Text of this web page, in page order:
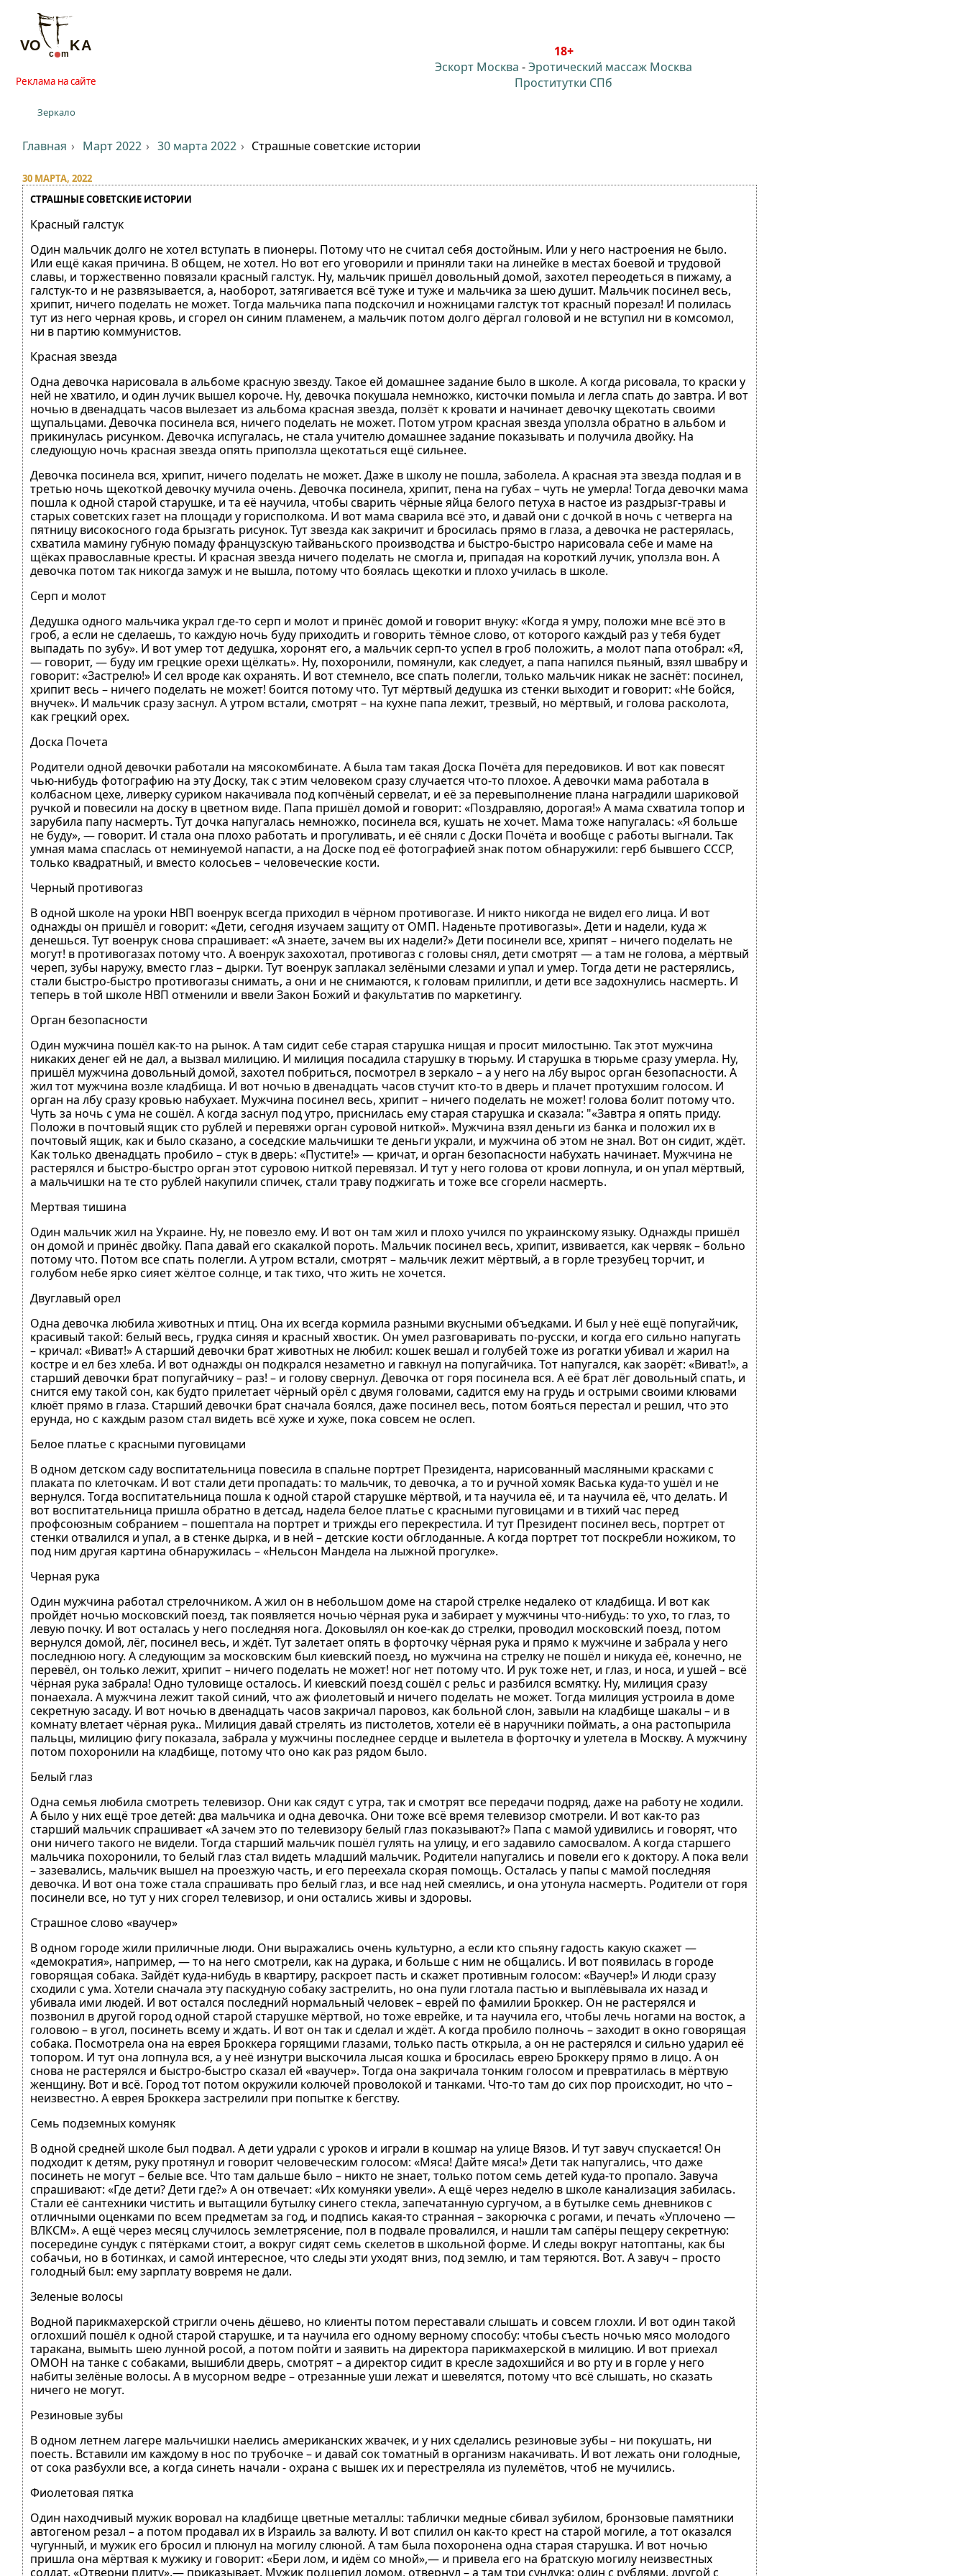
Реклама на сайте
Зеркало
18+
Эскорт Москва -Эротический массаж Москва
Проститутки СПб
Главная Март 2022 30 марта 2022 Страшные советские истории
30 МАРТА, 2022
СТРАШНЫЕ СОВЕТСКИЕ ИСТОРИИ
Красный галстук
Один мальчик долго не хотел вступать в пионеры. Потому что не считал себя достойным. Или у него настроения не было.
Или ещё какая причина. В общем, не хотел. Но вот его уговорили и приняли таки на линейке в местах боевой и трудовой
славы, и торжественно повязали красный галстук. Ну, мальчик пришёл довольный домой, захотел переодеться в пижаму, а
галстук-то и не развязывается, а, наоборот, затягивается всё туже и туже и мальчика за шею душит. Мальчик посинел весь,
хрипит, ничего поделать не может. Тогда мальчика папа подскочил и ножницами галстук тот красный порезал! И полилась
тут из него черная кровь, и сгорел он синим пламенем, а мальчик потом долго дёргал головой и не вступил ни в комсомол,
ни в партию коммунистов.
Красная звезда
Одна девочка нарисовала в альбоме красную звезду. Такое ей домашнее задание было в школе. А когда рисовала, то краски у
ней не хватило, и один лучик вышел короче. Ну, девочка покушала немножко, кисточки помыла и легла спать до завтра. И вот
ночью в двенадцать часов вылезает из альбома красная звезда, ползёт к кровати и начинает девочку щекотать своими
щупальцами. Девочка посинела вся, ничего поделать не может. Потом утром красная звезда уползла обратно в альбом и
прикинулась рисунком. Девочка испугалась, не стала учителю домашнее задание показывать и получила двойку. На
следующую ночь красная звезда опять приползла щекотаться ещё сильнее.
Девочка посинела вся, хрипит, ничего поделать не может. Даже в школу не пошла, заболела. А красная эта звезда подлая и в
третью ночь щекоткой девочку мучила очень. Девочка посинела, хрипит, пена на губах – чуть не умерла! Тогда девочки мама
пошла к одной старой старушке, и та её научила, чтобы сварить чёрные яйца белого петуха в настое из раздрызг-травы и
старых советских газет на площади у горисполкома. И вот мама сварила всё это, и давай они с дочкой в ночь с четверга на
пятницу високосного года брызгать рисунок. Тут звезда как закричит и бросилась прямо в глаза, а девочка не растерялась,
схватила мамину губную помаду французскую тайваньского производства и быстро-быстро нарисовала себе и маме на
щёках православные кресты. И красная звезда ничего поделать не смогла и, припадая на короткий лучик, уползла вон. А
девочка потом так никогда замуж и не вышла, потому что боялась щекотки и плохо училась в школе.
Серп и молот
Дедушка одного мальчика украл где-то серп и молот и принёс домой и говорит внуку: «Когда я умру, положи мне всё это в
гроб, а если не сделаешь, то каждую ночь буду приходить и говорить тёмное слово, от которого каждый раз у тебя будет
выпадать по зубу». И вот умер тот дедушка, хоронят его, а мальчик серп-то успел в гроб положить, а молот папа отобрал: «Я,
— говорит, — буду им грецкие орехи щёлкать». Ну, похоронили, помянули, как следует, а папа напился пьяный, взял швабру и
говорит: «Застрелю!» И сел вроде как охранять. И вот стемнело, все спать полегли, только мальчик никак не заснёт: посинел,
хрипит весь – ничего поделать не может! боится потому что. Тут мёртвый дедушка из стенки выходит и говорит: «Не бойся,
внучек». И мальчик сразу заснул. А утром встали, смотрят – на кухне папа лежит, трезвый, но мёртвый, и голова расколота,
как грецкий орех.
Доска Почета
Родители одной девочки работали на мясокомбинате. А была там такая Доска Почёта для передовиков. И вот как повесят
чью-нибудь фотографию на эту Доску, так с этим человеком сразу случается что-то плохое. А девочки мама работала в
колбасном цехе, ливерку суриком накачивала под копчёный сервелат, и её за перевыполнение плана наградили шариковой
ручкой и повесили на доску в цветном виде. Папа пришёл домой и говорит: «Поздравляю, дорогая!» А мама схватила топор и
зарубила папу насмерть. Тут дочка напугалась немножко, посинела вся, кушать не хочет. Мама тоже напугалась: «Я больше
не буду», — говорит. И стала она плохо работать и прогуливать, и её сняли с Доски Почёта и вообще с работы выгнали. Так
умная мама спаслась от неминуемой напасти, а на Доске под её фотографией знак потом обнаружили: герб бывшего СССР,
только квадратный, и вместо колосьев – человеческие кости.
Черный противогаз
В одной школе на уроки НВП военрук всегда приходил в чёрном противогазе. И никто никогда не видел его лица. И вот
однажды он пришёл и говорит: «Дети, сегодня изучаем защиту от ОМП. Наденьте противогазы». Дети и надели, куда ж
денешься. Тут военрук снова спрашивает: «А знаете, зачем вы их надели?» Дети посинели все, хрипят – ничего поделать не
могут! в противогазах потому что. А военрук захохотал, противогаз с головы снял, дети смотрят — а там не голова, а мёртвый
череп, зубы наружу, вместо глаз – дырки. Тут военрук заплакал зелёными слезами и упал и умер. Тогда дети не растерялись,
стали быстро-быстро противогазы снимать, а они и не снимаются, к головам прилипли, и дети все задохнулись насмерть. И
теперь в той школе НВП отменили и ввели Закон Божий и факультатив по маркетингу.
Орган безопасности
Один мужчина пошёл как-то на рынок. А там сидит себе старая старушка нищая и просит милостыню. Так этот мужчина
никаких денег ей не дал, а вызвал милицию. И милиция посадила старушку в тюрьму. И старушка в тюрьме сразу умерла. Ну,
пришёл мужчина довольный домой, захотел побриться, посмотрел в зеркало – а у него на лбу вырос орган безопасности. А
жил тот мужчина возле кладбища. И вот ночью в двенадцать часов стучит кто-то в дверь и плачет протухшим голосом. И
орган на лбу сразу кровью набухает. Мужчина посинел весь, хрипит – ничего поделать не может! голова болит потому что.
Чуть за ночь с ума не сошёл. А когда заснул под утро, приснилась ему старая старушка и сказала: "«Завтра я опять приду.
Положи в почтовый ящик сто рублей и перевяжи орган суровой ниткой». Мужчина взял деньги из банка и положил их в
почтовый ящик, как и было сказано, а соседские мальчишки те деньги украли, и мужчина об этом не знал. Вот он сидит, ждёт.
Как только двенадцать пробило – стук в дверь: «Пустите!» — кричат, и орган безопасности набухать начинает. Мужчина не
растерялся и быстро-быстро орган этот суровою ниткой перевязал. И тут у него голова от крови лопнула, и он упал мёртвый,
а мальчишки на те сто рублей накупили спичек, стали траву поджигать и тоже все сгорели насмерть.
Мертвая тишина
Один мальчик жил на Украине. Ну, не повезло ему. И вот он там жил и плохо учился по украинскому языку. Однажды пришёл
он домой и принёс двойку. Папа давай его скакалкой пороть. Мальчик посинел весь, хрипит, извивается, как червяк – больно
потому что. Потом все спать полегли. А утром встали, смотрят – мальчик лежит мёртвый, а в горле трезубец торчит, и
голубом небе ярко сияет жёлтое солнце, и так тихо, что жить не хочется.
Двуглавый орел
Одна девочка любила животных и птиц. Она их всегда кормила разными вкусными объедками. И был у неё ещё попугайчик,
красивый такой: белый весь, грудка синяя и красный хвостик. Он умел разговаривать по-русски, и когда его сильно напугать
– кричал: «Виват!» А старший девочки брат животных не любил: кошек вешал и голубей тоже из рогатки убивал и жарил на
костре и ел без хлеба. И вот однажды он подкрался незаметно и гавкнул на попугайчика. Тот напугался, как заорёт: «Виват!», а
старший девочки брат попугайчику – раз! – и голову свернул. Девочка от горя посинела вся. А её брат лёг довольный спать, и
снится ему такой сон, как будто прилетает чёрный орёл с двумя головами, садится ему на грудь и острыми своими клювами
клюёт прямо в глаза. Старший девочки брат сначала боялся, даже посинел весь, потом бояться перестал и решил, что это
ерунда, но с каждым разом стал видеть всё хуже и хуже, пока совсем не ослеп.
Белое платье с красными пуговицами
В одном детском саду воспитательница повесила в спальне портрет Президента, нарисованный масляными красками с
плаката по клеточкам. И вот стали дети пропадать: то мальчик, то девочка, а то и ручной хомяк Васька куда-то ушёл и не
вернулся. Тогда воспитательница пошла к одной старой старушке мёртвой, и та научила её, и та научила её, что делать. И
вот воспитательница пришла обратно в детсад, надела белое платье с красными пуговицами и в тихий час перед
профсоюзным собранием – пошептала на портрет и трижды его перекрестила. И тут Президент посинел весь, портрет от
стенки отвалился и упал, а в стенке дырка, и в ней – детские кости обглоданные. А когда портрет тот поскребли ножиком, то
под ним другая картина обнаружилась – «Нельсон Мандела на лыжной прогулке».
Черная рука
Один мужчина работал стрелочником. А жил он в небольшом доме на старой стрелке недалеко от кладбища. И вот как
пройдёт ночью московский поезд, так появляется ночью чёрная рука и забирает у мужчины что-нибудь: то ухо, то глаз, то
левую почку. И вот осталась у него последняя нога. Доковылял он кое-как до стрелки, проводил московский поезд, потом
вернулся домой, лёг, посинел весь, и ждёт. Тут залетает опять в форточку чёрная рука и прямо к мужчине и забрала у него
последнюю ногу. А следующим за московским был киевский поезд, но мужчина на стрелку не пошёл и никуда её, конечно, не
перевёл, он только лежит, хрипит – ничего поделать не может! ног нет потому что. И рук тоже нет, и глаз, и носа, и ушей – всё
чёрная рука забрала! Одно туловище осталось. И киевский поезд сошёл с рельс и разбился всмятку. Ну, милиция сразу
понаехала. А мужчина лежит такой синий, что аж фиолетовый и ничего поделать не может. Тогда милиция устроила в доме
секретную засаду. И вот ночью в двенадцать часов закричал паровоз, как больной слон, завыли на кладбище шакалы – и в
комнату влетает чёрная рука.. Милиция давай стрелять из пистолетов, хотели её в наручники поймать, а она растопырила
пальцы, милицию фигу показала, забрала у мужчины последнее сердце и вылетела в форточку и улетела в Москву. А мужчину
потом похоронили на кладбище, потому что оно как раз рядом было.
Белый глаз
Одна семья любила смотреть телевизор. Они как сядут с утра, так и смотрят все передачи подряд, даже на работу не ходили.
А было у них ещё трое детей: два мальчика и одна девочка. Они тоже всё время телевизор смотрели. И вот как-то раз
старший мальчик спрашивает «А зачем это по телевизору белый глаз показывают?» Папа с мамой удивились и говорят, что
они ничего такого не видели. Тогда старший мальчик пошёл гулять на улицу, и его задавило самосвалом. А когда старшего
мальчика похоронили, то белый глаз стал видеть младший мальчик. Родители напугались и повели его к доктору. А пока вели
– зазевались, мальчик вышел на проезжую часть, и его переехала скорая помощь. Осталась у папы с мамой последняя
девочка. И вот она тоже стала спрашивать про белый глаз, и все над ней смеялись, и она утонула насмерть. Родители от горя
посинели все, но тут у них сгорел телевизор, и они остались живы и здоровы.
Страшное слово «ваучер»
В одном городе жили приличные люди. Они выражались очень культурно, а если кто спьяну гадость какую скажет —
«демократия», например, — то на него смотрели, как на дурака, и больше с ним не общались. И вот появилась в городе
говорящая собака. Зайдёт куда-нибудь в квартиру, раскроет пасть и скажет противным голосом: «Ваучер!» И люди сразу
сходили с ума. Хотели сначала эту паскудную собаку застрелить, но она пули глотала пастью и выплёвывала их назад и
убивала ими людей. И вот остался последний нормальный человек – еврей по фамилии Броккер. Он не растерялся и
позвонил в другой город одной старой старушке мёртвой, но тоже еврейке, и та научила его, чтобы лечь ногами на восток, а
головою – в угол, посинеть всему и ждать. И вот он так и сделал и ждёт. А когда пробило полночь – заходит в окно говорящая
собака. Посмотрела она на еврея Броккера горящими глазами, только пасть открыла, а он не растерялся и сильно ударил её
топором. И тут она лопнула вся, а у неё изнутри выскочила лысая кошка и бросилась еврею Броккеру прямо в лицо. А он
снова не растерялся и быстро-быстро сказал ей «ваучер». Тогда она закричала тонким голосом и превратилась в мёртвую
женщину. Вот и всё. Город тот потом окружили колючей проволокой и танками. Что-то там до сих пор происходит, но что –
неизвестно. А еврея Броккера застрелили при попытке к бегству.
Семь подземных комуняк
В одной средней школе был подвал. А дети удрали с уроков и играли в кошмар на улице Вязов. И тут завуч спускается! Он
подходит к детям, руку протянул и говорит человеческим голосом: «Мяса! Дайте мяса!» Дети так напугались, что даже
посинеть не могут – белые все. Что там дальше было – никто не знает, только потом семь детей куда-то пропало. Завуча
спрашивают: «Где дети? Дети где?» А он отвечает: «Их комуняки увели». А ещё через неделю в школе канализация забилась.
Стали её сантехники чистить и вытащили бутылку синего стекла, запечатанную сургучом, а в бутылке семь дневников с
отличными оценками по всем предметам за год, и подпись какая-то странная – закорючка с рогами, и печать «Уплочено —
ВЛКСМ». А ещё через месяц случилось землетрясение, пол в подвале провалился, и нашли там сапёры пещеру секретную:
посередине сундук с пятёрками стоит, а вокруг сидят семь скелетов в школьной форме. И следы вокруг натоптаны, как бы
собачьи, но в ботинках, и самой интересное, что следы эти уходят вниз, под землю, и там теряются. Вот. А завуч – просто
голодный был: ему зарплату вовремя не дали.
Зеленые волосы
Водной парикмахерской стригли очень дёшево, но клиенты потом переставали слышать и совсем глохли. И вот один такой
оглохший пошёл к одной старой старушке, и та научила его одному верному способу: чтобы съесть ночью мясо молодого
таракана, вымыть шею лунной росой, а потом пойти и заявить на директора парикмахерской в милицию. И вот приехал
ОМОН на танке с собаками, вышибли дверь, смотрят – а директор сидит в кресле задохшийся и во рту и в горле у него
набиты зелёные волосы. А в мусорном ведре – отрезанные уши лежат и шевелятся, потому что всё слышать, но сказать
ничего не могут.
Резиновые зубы
В одном летнем лагере мальчишки наелись американских жвачек, и у них сделались резиновые зубы – ни покушать, ни
поесть. Вставили им каждому в нос по трубочке – и давай сок томатный в организм накачивать. И вот лежать они голодные,
от сока разбухли все, а когда синеть начали - охрана с вышек их и перестреляла из пулемётов, чтоб не мучились.
Фиолетовая пятка
Один находчивый мужик воровал на кладбище цветные металлы: таблички медные сбивал зубилом, бронзовые памятники
автогеном резал – а потом продавал их в Израиль за валюту. И вот спилил он как-то крест на старой могиле, а тот оказался
чугунный, и мужик его бросил и плюнул на могилу слюной. А там была похоронена одна старая старушка. И вот ночью
пришла она мёртвая к мужику и говорит: «Бери лом, и идём со мной»,— и привела его на братскую могилу неизвестных
солдат. «Отверни плиту»,— приказывает. Мужик подцепил ломом, отвернул – а там три сундука: один с рублями, другой с